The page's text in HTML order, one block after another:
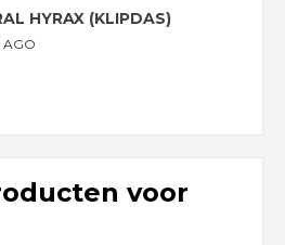
HYRAX (KLIPDAS)
AGO
voor